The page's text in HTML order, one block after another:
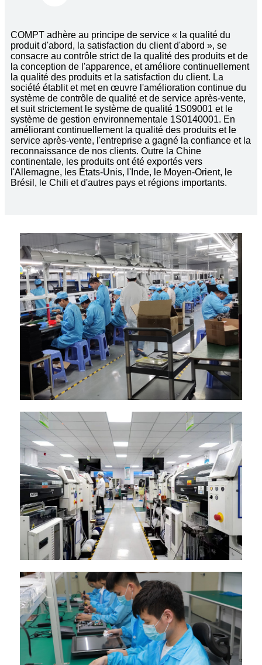
COMPT adhère au principe de service « la qualité du
produit d'abord, la satisfaction du client d'abord », se
consacre au contrôle strict de la qualité des produits et de
la conception de l'apparence, et améliore continuellement
la qualité des produits et la satisfaction du client. La
société établit et met en œuvre l'amélioration continue du
système de contrôle de qualité et de service après-vente,
et suit strictement le système de qualité 1S09001 et le
système de gestion environnementale 1S0140001. En
améliorant continuellement la qualité des produits et le
service après-vente, l'entreprise a gagné la confiance et la
reconnaissance de nos clients. Outre la Chine
continentale, les produits ont été exportés vers
l'Allemagne, les États-Unis, l'Inde, le Moyen-Orient, le
Brésil, le Chili et d'autres pays et régions importants.